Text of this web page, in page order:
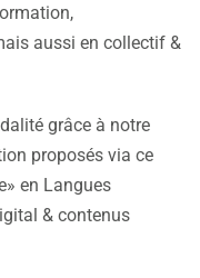
aussi en collectif &
grâce à notre
proposés via ce
en Langues
& contenus